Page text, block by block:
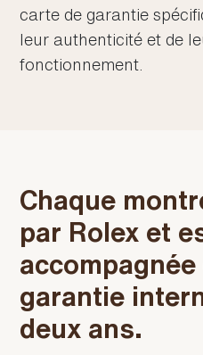
carte de garantie
leur authenticité et de
fonctionnement.
Chaque
par Rolex et
accompagnée
garantie
deux ans.